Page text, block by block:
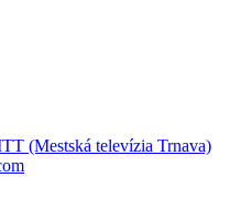
(Mestská televízia Trnava)